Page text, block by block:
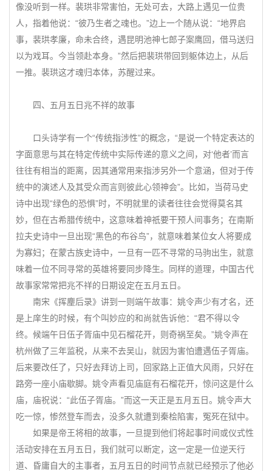
像没听到一样。裴珙非常害怕，无处可去，大路上遇见一位贵
人，指着他说：“彼乃生者之魂也。”边上一个随从说：“地界启
事，裴珙孝廉，命未合终，遇昆明池神七郎子案鹰回，借马送归
以为戏耳。今当领赴本身。”然后把裴珙带回到躯体边上，从后
一推。裴珙这才魂归本体，苏醒过来。
四、五月五日兆不祥的故事
口头诗学有一个“传统指涉性”的概念，“是说一个特定表达的
字面意思与其在特定传统中实际传递的意义之间，对‘他者’而言
往往有相当的距离，因其通常用来指涉另外一个意涵，但对于传
统中的演述人及其受众而言则彼此心领神会”。比如，当荷马史
诗中出现“绿色的恐惧”时，不明就里的读者往往会觉得莫名其
妙，但在古希腊传统中，这意味着神祇要干预人间事务；在南斯
拉夫史诗中一旦出现“黑色的布谷鸟”，就意味着某位女人将要成
为寡妇；在蒙古族史诗中，一旦有一匹不寻常的马驹出生，就意
味着一位不同寻常的英雄将要同步降生。同样的道理，中国古代
故事家常常把兆不祥的日期设定在五月五日。
南宋《挥麈后录》讲到一则端午故事：姚令声少有才名，还
是上庠生的时候，有个叫妙应的和尚就告诉他：“君不得以令
终。候端午日伍子胥庙中见石榴花开，则奇祸至矣。”姚令声在
杭州做了三年监税，从来不去吴山，就因为害怕遭遇伍子胥庙。
后来要改任了，只好去拜访上司，回家路上正值大风雨，只好在
路旁一座小庙歇脚。姚令声看见庙庭有石榴花开，惊问这是什么
庙，庙祝说：“此伍子胥庙。”而这一天正是五月五日。姚令声大
吃一惊，惨然登车而去，没多久就遭到秦桧陷害，冤死在狱中。
如果是帝王将相的故事，一旦提到他们将起事时间或仪式性
活动安排在五月五日，我们就可以断定，这一定是一位逆天行
道、昏庸自大的主事者，五月五日的时间节点就已经预示了他必